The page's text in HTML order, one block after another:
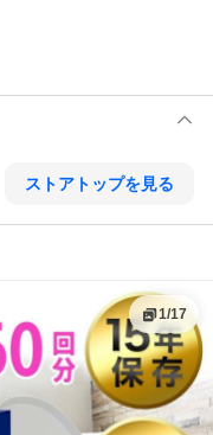
ストアトップを見る
1/17